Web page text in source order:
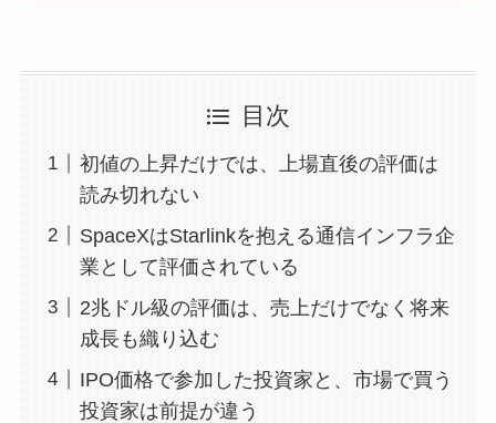
目次
初値の上昇だけでは、上場直後の評価は
読み切れない
SpaceXはStarlinkを抱える通信インフラ企
業として評価されている
2兆ドル級の評価は、売上だけでなく将来
成長も織り込む
IPO価格で参加した投資家と、市場で買う
投資家は前提が違う